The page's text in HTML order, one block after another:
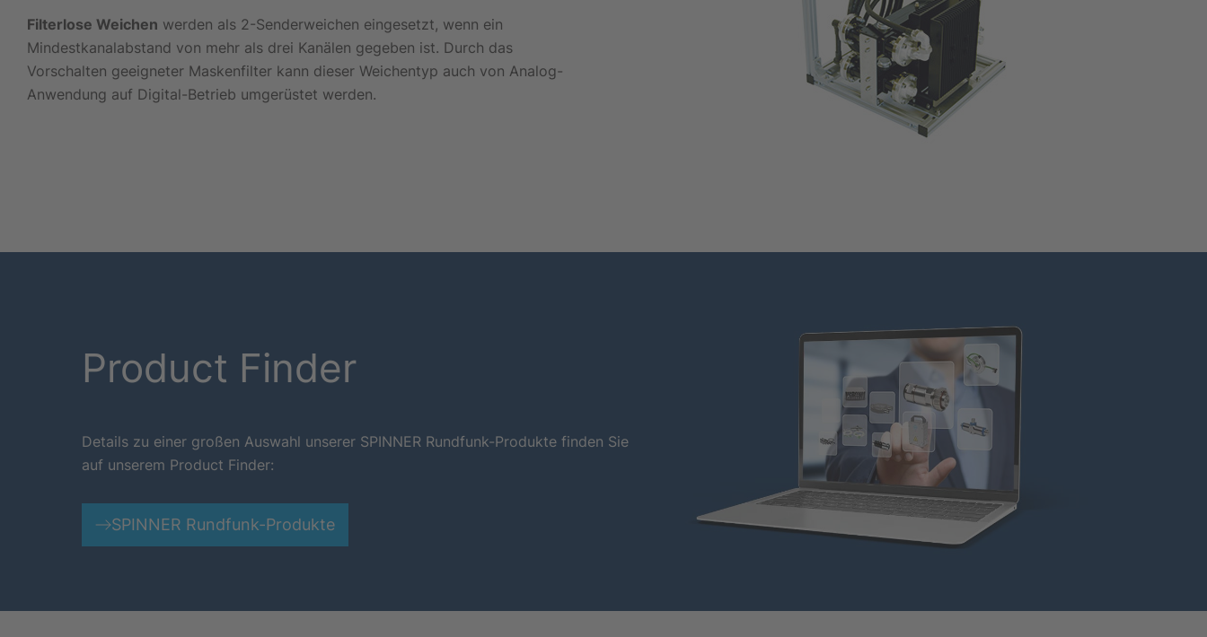
Filterlose Weichen werden als 2-Senderweichen eingesetzt, wenn ein
Mindestkanalabstand von mehr als drei Kanälen gegeben ist. Durch das
Vorschalten geeigneter Maskenfilter kann dieser Weichentyp auch von Analog-
Anwendung auf Digital-Betrieb umgerüstet werden.
Product Finder
Details zu einer großen Auswahl unserer SPINNER Rundfunk-Produkte finden Sie
auf unserem Product Finder:
SPINNER Rundfunk-Produkte